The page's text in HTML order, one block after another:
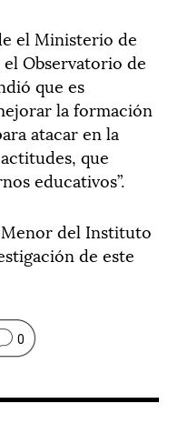
el Ministerio de
Observatorio de
que es
la formación
atacar en la
que
educativos”.
del Instituto
de este
0